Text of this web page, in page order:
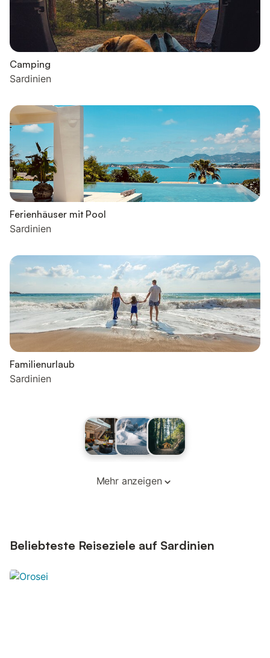
Camping
Sardinien
Ferienhäuser mit Pool
Sardinien
Familienurlaub
Sardinien
Mehr anzeigen
Beliebteste Reiseziele auf Sardinien